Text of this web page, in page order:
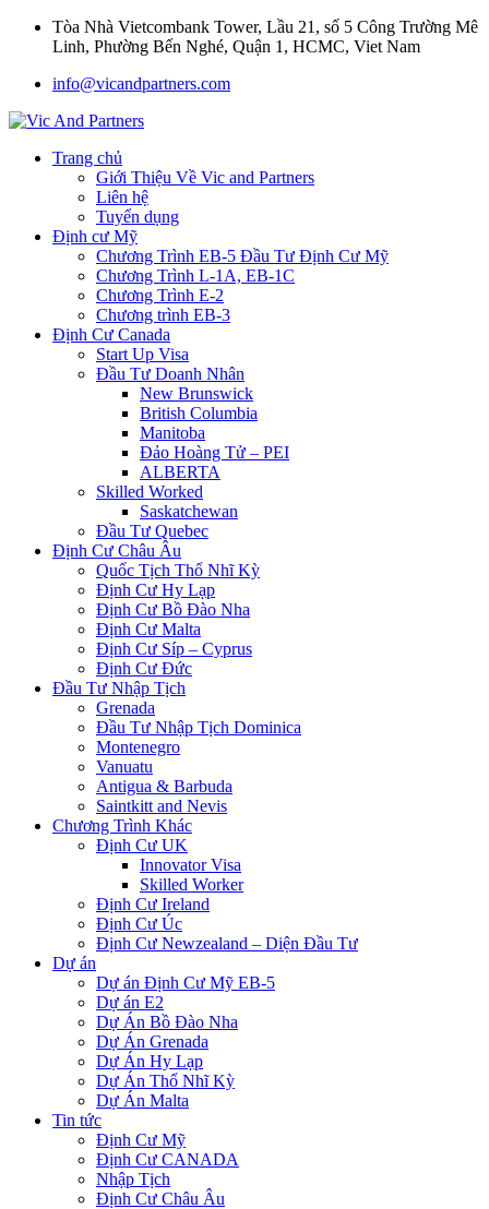
Tòa Nhà Vietcombank Tower, Lầu 21, số 5 Công Trường Mê
Linh, Phường Bến Nghé, Quận 1, HCMC, Viet Nam
info@vicandpartners.com
Trang chủ
Giới Thiệu Về Vic and Partners
Liên hệ
Tuyển dụng
Định cư Mỹ
Chương Trình EB-5 Đầu Tư Định Cư Mỹ
Chương Trình L-1A, EB-1C
Chương Trình E-2
Chương trình EB-3
Định Cư Canada
Start Up Visa
Đầu Tư Doanh Nhân
New Brunswick
British Columbia
Manitoba
Đảo Hoàng Tử – PEI
ALBERTA
Skilled Worked
Saskatchewan
Đầu Tư Quebec
Định Cư Châu Âu
Quốc Tịch Thổ Nhĩ Kỳ
Định Cư Hy Lạp
Định Cư Bồ Đào Nha
Định Cư Malta
Định Cư Síp – Cyprus
Định Cư Đức
Đầu Tư Nhập Tịch
Grenada
Đầu Tư Nhập Tịch Dominica
Montenegro
Vanuatu
Antigua & Barbuda
Saintkitt and Nevis
Chương Trình Khác
Định Cư UK
Innovator Visa
Skilled Worker
Định Cư Ireland
Định Cư Úc
Định Cư Newzealand – Diện Đầu Tư
Dự án
Dự án Định Cư Mỹ EB-5
Dự án E2
Dự Án Bồ Đào Nha
Dự Án Grenada
Dự Án Hy Lạp
Dự Án Thổ Nhĩ Kỳ
Dự Án Malta
Tin tức
Định Cư Mỹ
Định Cư CANADA
Nhập Tịch
Định Cư Châu Âu